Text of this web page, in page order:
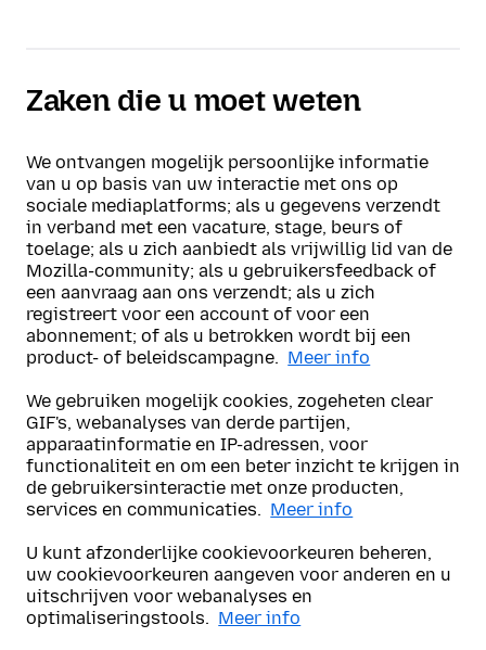
Zaken die u moet weten
We ontvangen mogelijk persoonlijke informatie
van u op basis van uw interactie met ons op
sociale mediaplatforms; als u gegevens verzendt
in verband met een vacature, stage, beurs of
toelage; als u zich aanbiedt als vrijwillig lid van de
Mozilla-community; als u gebruikersfeedback of
een aanvraag aan ons verzendt; als u zich
registreert voor een account of voor een
abonnement; of als u betrokken wordt bij een
product- of beleidscampagne.
We gebruiken mogelijk cookies, zogeheten clear
GIF's, webanalyses van derde partijen,
apparaatinformatie en IP-adressen, voor
functionaliteit en om een beter inzicht te krijgen in
de gebruikersinteractie met onze producten,
services en communicaties.
U kunt afzonderlijke cookievoorkeuren beheren,
uw cookievoorkeuren aangeven voor anderen en u
uitschrijven voor webanalyses en
optimaliseringstools.